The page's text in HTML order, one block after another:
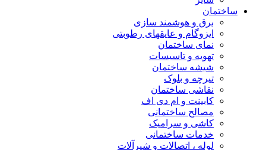
ساختمان
برق و هوشمند سازی
ایزوگام و عایقهای رطوبتی
نمای ساختمان
تهویه و تاسیسات
شیشه ساختمان
تیرچه و بلوک
نقاشی ساختمان
کابینت و ام دی اف
مصالح ساختمانی
کاشی و سرامیک
خدمات ساختمانی
لوله ، اتصالات و شیرآلات